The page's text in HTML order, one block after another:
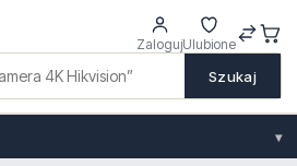
Szukaj
ZalogujUlubione
▾